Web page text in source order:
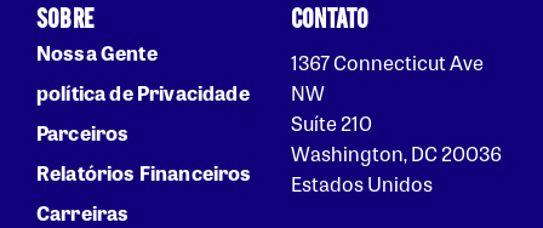
SOBRE
Nossa Gente
política de Privacidade
Parceiros
Relatórios Financeiros
Carreiras
CONTATO
1367 Connecticut Ave
NW
Suíte 210
Washington, DC 20036
Estados Unidos